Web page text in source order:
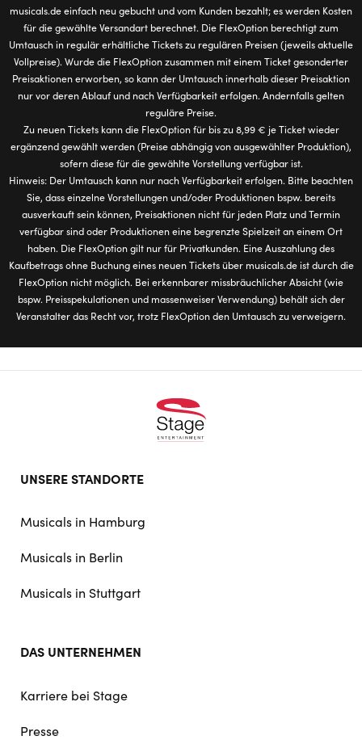
musicals.de einfach neu gebucht und vom Kunden bezahlt; es werden Kosten
für die gewählte Versandart berechnet. Die FlexOption berechtigt zum
Umtausch in regulär erhältliche Tickets zu regulären Preisen (jeweils aktuelle
Vollpreise). Wurde die FlexOption zusammen mit einem Ticket gesonderter
Preisaktionen erworben, so kann der Umtausch innerhalb dieser Preisaktion
nur vor deren Ablauf und nach Verfügbarkeit erfolgen. Andernfalls gelten
reguläre Preise.
Zu neuen Tickets kann die FlexOption für bis zu 8,99 € je Ticket wieder
ergänzend gewählt werden (Preise abhängig von ausgewählter Produktion),
sofern diese für die gewählte Vorstellung verfügbar ist.
Hinweis: Der Umtausch kann nur nach Verfügbarkeit erfolgen. Bitte beachten
Sie, dass einzelne Vorstellungen und/oder Produktionen bspw. bereits
ausverkauft sein können, Preisaktionen nicht für jeden Platz und Termin
verfügbar sind oder Produktionen eine begrenzte Spielzeit an einem Ort
haben. Die FlexOption gilt nur für Privatkunden. Eine Auszahlung des
Kaufbetrags ohne Buchung eines neuen Tickets über musicals.de ist durch die
FlexOption nicht möglich. Bei erkennbarer missbräuchlicher Absicht (wie
bspw. Preisspekulationen und massenweiser Verwendung) behält sich der
Veranstalter das Recht vor, trotz FlexOption den Umtausch zu verweigern.
doormat
UNSERE STANDORTE
Musicals in Hamburg
Musicals in Berlin
Musicals in Stuttgart
DAS UNTERNEHMEN
Karriere bei Stage
Presse